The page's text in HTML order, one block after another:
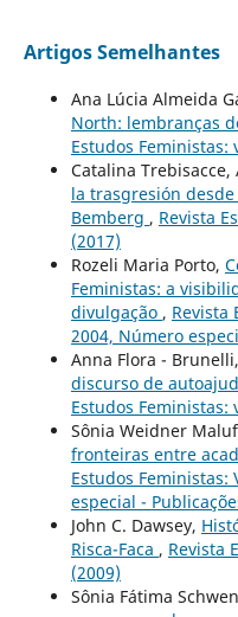
Artigos Semelhantes
Ana Lúcia Almeida
North: lembranças
Estudos Feministas:
Catalina Trebisacce,
la trasgresión
Bemberg , Revista
(2017)
Rozeli Maria Porto,
Feministas: a
divulgação , Revista
2004, Número
Anna Flora - Brunelli,
discurso de
Estudos Feministas:
Sônia Weidner
fronteiras entre
Estudos Feministas:
especial -
John C. Dawsey,
Risca-Faca , Revista
(2009)
Sônia Fátima